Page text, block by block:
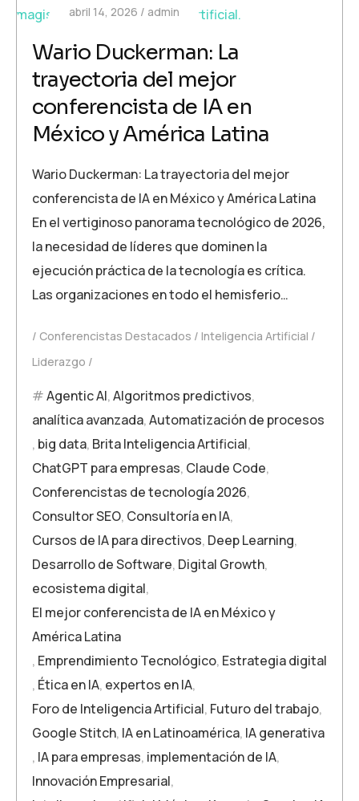
abril 14, 2026 admin
Wario Duckerman: La
trayectoria del mejor
conferencista de IA en
México y América Latina
Wario Duckerman: La trayectoria del mejor
conferencista de IA en México y América Latina
En el vertiginoso panorama tecnológico de 2026,
la necesidad de líderes que dominen la
ejecución práctica de la tecnología es crítica.
Las organizaciones en todo el hemisferio…
Conferencistas Destacados
Inteligencia Artificial
Liderazgo
Agentic AI,Algoritmos predictivos,
analítica avanzada,Automatización de procesos
, big data, Brita Inteligencia Artificial,
ChatGPT para empresas, Claude Code,
Conferencistas de tecnología 2026,
Consultor SEO, Consultoría en IA,
Cursos de IA para directivos, Deep Learning,
Desarrollo de Software, Digital Growth,
ecosistema digital,
El mejor conferencista de IA en México y
América Latina
, Emprendimiento Tecnológico, Estrategia digital
, Ética en IA, expertos en IA,
Foro de Inteligencia Artificial, Futuro del trabajo,
Google Stitch, IA en Latinoamérica, IA generativa
, IA para empresas, implementación de IA,
Innovación Empresarial,